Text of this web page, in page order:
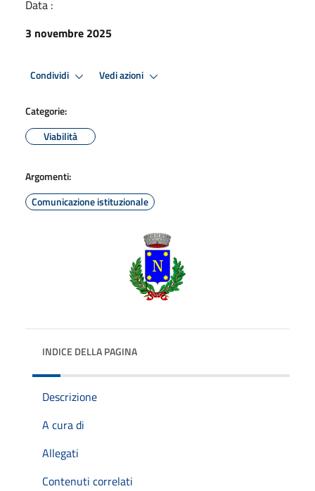
Data :
3 novembre 2025
Condividi Vedi azioni
Categorie:
Viabilità
Argomenti:
Comunicazione istituzionale
INDICE DELLA PAGINA
Descrizione
A cura di
Allegati
Contenuti correlati